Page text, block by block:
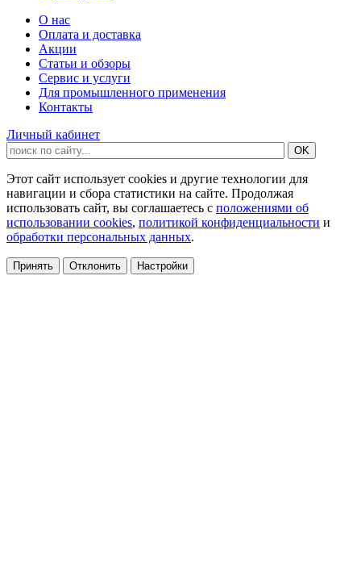
О нас
Оплата и доставка
Акции
Статьи и обзоры
Сервис и услуги
Для промышленного применения
Контакты
Личный кабинет
Этот сайт использует cookies и другие технологии для
навигации и сбора статистики на сайте. Продолжая
использовать сайт, вы соглашаетесь с положениями об
использовании cookies, политикой конфиденциальности и
обработки персональных данных.
Принять Отклонить Настройки